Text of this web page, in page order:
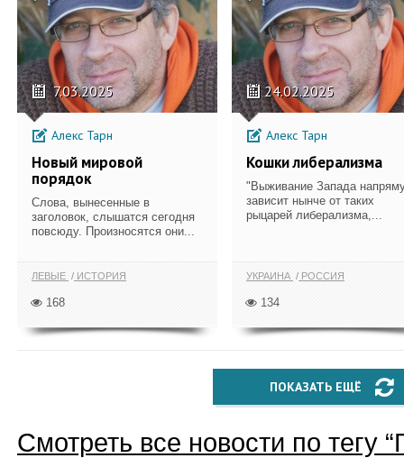
7.03.2025
Алекс Тарн
Новый мировой
порядок
Слова, вынесенные в
заголовок, слышатся сегодня
повсюду. Произносятся они...
ЛЕВЫЕ ИСТОРИЯ
168
24.02.2025
Алекс Тарн
Кошки либерализма
"Выживание Запада
зависит нынче от таких
рыцарей либерализма,...
УКРАИНА РОССИЯ
134
ПОКАЗАТЬ ЕЩЁ
Смотреть все новости по тегу “